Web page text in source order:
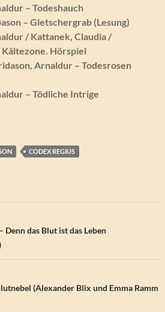
– Todeshauch
– Gletschergrab (Lesung)
/ Kattanek, Claudia /
Hörspiel
Arnaldur – Todesrosen
– Tödliche Intrige
CODEX REGIUS
das Blut ist das Leben
(Alexander Blix und Emma Ramm